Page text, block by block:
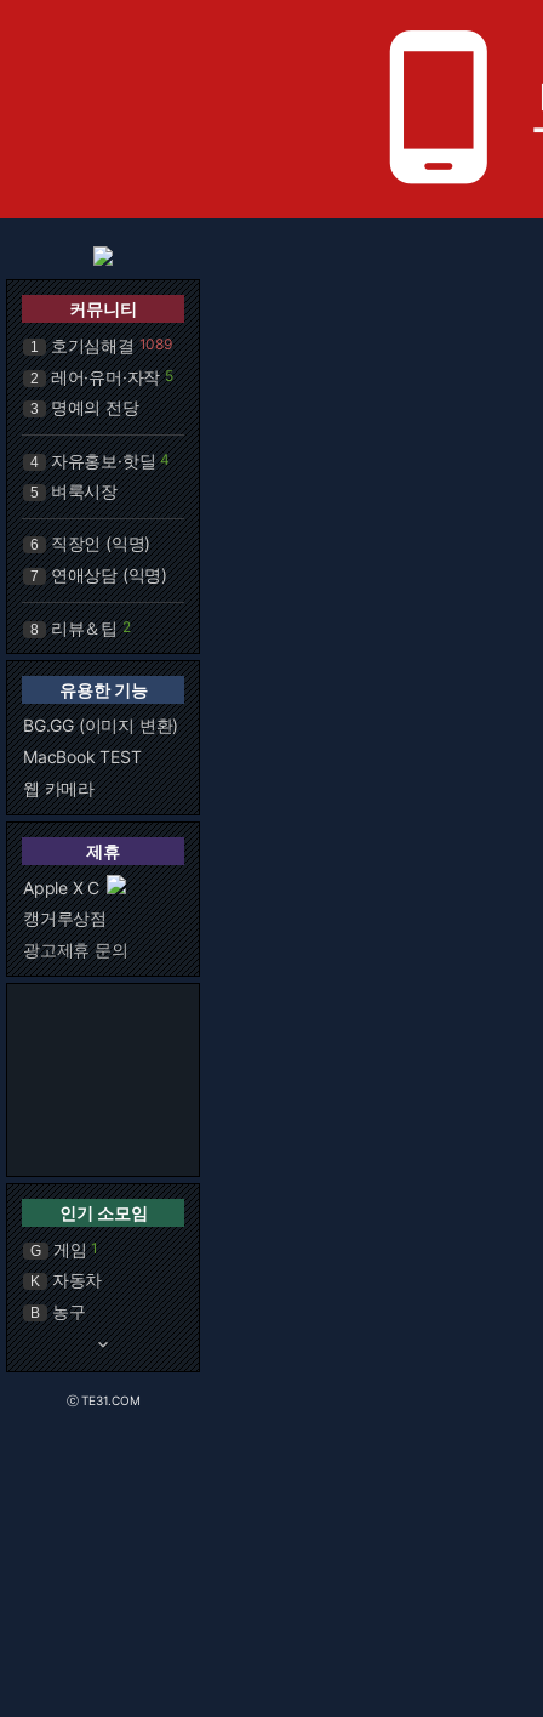
phone_android
커뮤니티
1 호기심해결 1089
2 레어·유머·자작 5
3 명예의 전당
4 자유홍보·핫딜 4
5 벼룩시장
6 직장인 (익명)
7 연애상담 (익명)
8 리뷰＆팁 2
유용한 기능
BG.GG (이미지 변환)
MacBook TEST
웹 카메라
제휴
Apple X C
캥거루상점
광고제휴 문의
인기 소모임
G 게임 1
K 자동차
B 농구
keyboard_arrow_down
ⓒ TE31.COM